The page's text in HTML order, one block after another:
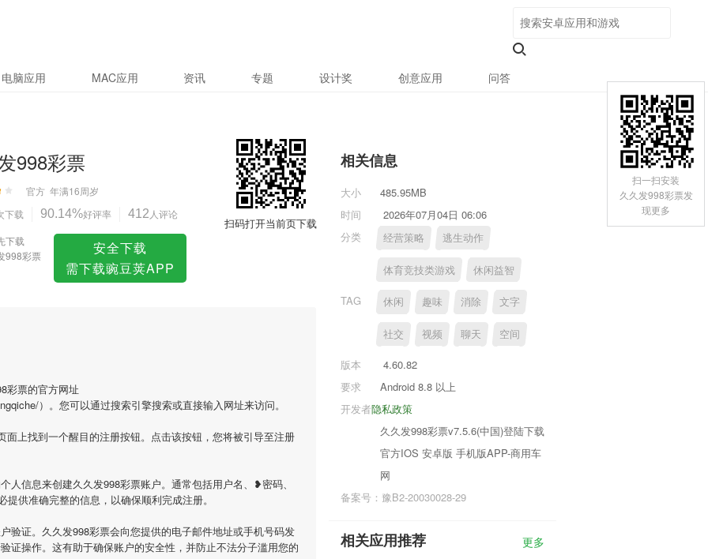
电脑应用 MAC应用 资讯 专题 设计奖 创意应用 问答
998彩票
官方 年满16周岁
下载 90.14%好评率 412 人评论
下载
998彩票
安全下载
需下载豌豆荚APP
扫码打开当前页下载
彩票的官方网址
）。您可以通过搜索引擎搜索或直接输入网址来访问。
面上找到一个醒目的注册按钮。点击该按钮，您将被引导至注册
人信息来创建久久发998彩票账户。通常包括用户名、❥密码、
供准确完整的信息，以确保顺利完成注册。
验证。久久发998彩票会向您提供的电子邮件地址或手机号码发
证操作。这有助于确保账户的安全性，并防止不法分子滥用您的
相关信息
大小
485.95MB
时间
2026年07月04日 06:06
分类
经营策略 逃生动作
体育竞技类游戏 休闲益智
TAG 休闲 趣味 消除 文字
社交 视频 聊天 空间
版本
4.60.82
要求
Android 8.8 以上
隐私政策
开发者
久久发998彩票v7.5.6(中国)登陆下载
官方IOS 安卓版 手机版APP-商用车
网
备案号：豫B2-20030028-29
相关应用推荐 更多
扫一扫安装
久久发998彩票发
现更多